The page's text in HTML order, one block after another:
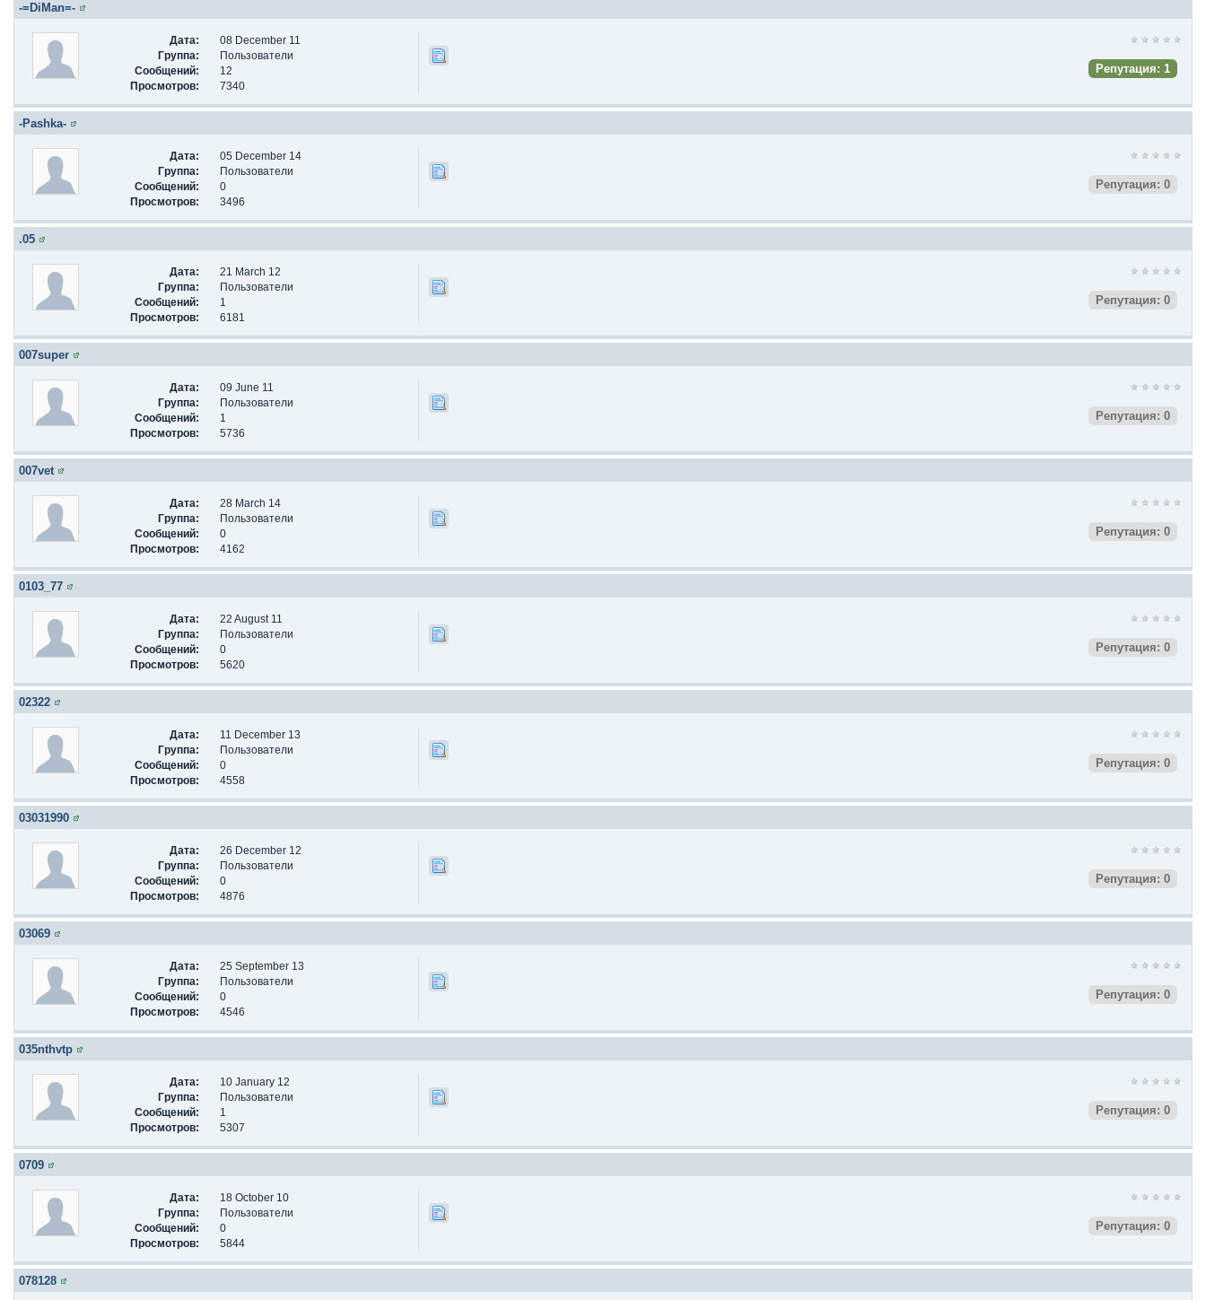
-=DiMan=-
Дата:
08 December 11
Группа:
Пользователи
Сообщений:
12
Просмотров:
7340
Репутация: 1
-Pashka-
Дата:
05 December 14
Группа:
Пользователи
Сообщений:
0
Просмотров:
3496
Репутация: 0
.05
Дата:
21 March 12
Группа:
Пользователи
Сообщений:
1
Просмотров:
6181
Репутация: 0
007super
Дата:
09 June 11
Группа:
Пользователи
Сообщений:
1
Просмотров:
5736
Репутация: 0
007vet
Дата:
28 March 14
Группа:
Пользователи
Сообщений:
0
Просмотров:
4162
Репутация: 0
0103_77
Дата:
22 August 11
Группа:
Пользователи
Сообщений:
0
Просмотров:
5620
Репутация: 0
02322
Дата:
11 December 13
Группа:
Пользователи
Сообщений:
0
Просмотров:
4558
Репутация: 0
03031990
Дата:
26 December 12
Группа:
Пользователи
Сообщений:
0
Просмотров:
4876
Репутация: 0
03069
Дата:
25 September 13
Группа:
Пользователи
Сообщений:
0
Просмотров:
4546
Репутация: 0
035nthvtp
Дата:
10 January 12
Группа:
Пользователи
Сообщений:
1
Просмотров:
5307
Репутация: 0
0709
Дата:
18 October 10
Группа:
Пользователи
Сообщений:
0
Просмотров:
5844
Репутация: 0
078128